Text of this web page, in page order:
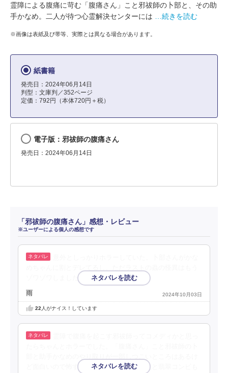
霊障による腹痛に苛む「腹痛さん」こと邪祓師の卜部と、その助
手かなめ。二人が待つ心霊解決センターには
…続きを読む
※画像は表紙及び帯等、実際とは異なる場合があります。
紙書籍
発売日：2024年06月14日
判型：文庫判／352ページ
定価：792円（本体720円＋税）
電子版：邪祓師の腹痛さん
発売日：2024年06月14日
「邪祓師の腹痛さん」感想・レビュー
※ユーザーによる個人の感想です
ゾワゾワしました。虫嫌いには辛い。
雨 2024年10月03日
22 人がナイス！しています
ど面白いので怖すぎずちょうどよい。水鏡と翡翠コンビも